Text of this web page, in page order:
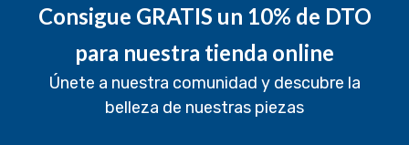
Consigue GRATIS un 10% de DTO
para nuestra tienda online
Únete a nuestra comunidad y descubre la
belleza de nuestras piezas